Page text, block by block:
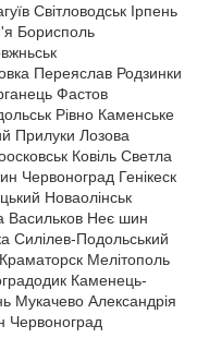
Світловодськ Ірпень
Борисполь
Переяслав Родзинки
Фастов
Рівно Каменське
Прилуки Лозова
Ковіль Светла
Червоноград Генікеск
Новаолінськ
Васильков Неє шин
Силілев-Подольський
Мелітополь
Каменець-
Мукачево Александрія
Червоноград